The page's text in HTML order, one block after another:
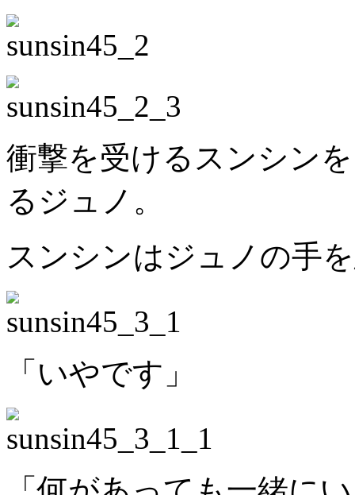
衝撃を受けるスンシン
るジュノ。
スンシンはジュノの手
「いやです」